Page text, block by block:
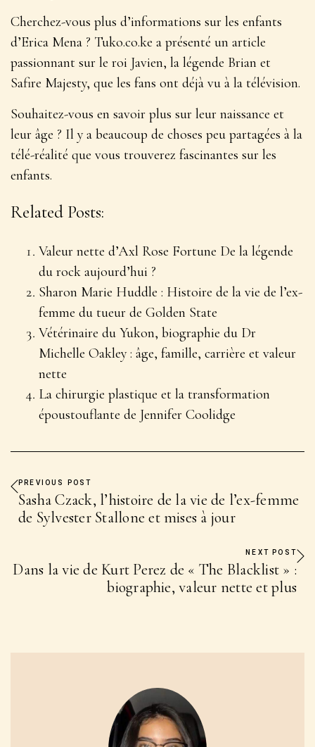
Cherchez-vous plus d’informations sur les enfants
d’Erica Mena ? Tuko.co.ke a présenté un article
passionnant sur le roi Javien, la légende Brian et
Safire Majesty, que les fans ont déjà vu à la télévision.
Souhaitez-vous en savoir plus sur leur naissance et
leur âge ? Il y a beaucoup de choses peu partagées à la
télé-réalité que vous trouverez fascinantes sur les
enfants.
Related Posts:
Valeur nette d’Axl Rose Fortune De la légende
du rock aujourd’hui ?
Sharon Marie Huddle : Histoire de la vie de l’ex-
femme du tueur de Golden State
Vétérinaire du Yukon, biographie du Dr
Michelle Oakley : âge, famille, carrière et valeur
nette
La chirurgie plastique et la transformation
époustouflante de Jennifer Coolidge
PREVIOUS POST
Sasha Czack, l’histoire de la vie de l’ex-femme
de Sylvester Stallone et mises à jour
NEXT POST
Dans la vie de Kurt Perez de « The Blacklist » :
biographie, valeur nette et plus